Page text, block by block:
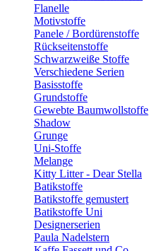
Flanelle
Motivstoffe
Panele / Bordürenstoffe
Rückseitenstoffe
Schwarzweiße Stoffe
Verschiedene Serien
Basisstoffe
Grundstoffe
Gewebte Baumwollstoffe
Shadow
Grunge
Uni-Stoffe
Melange
Kitty Litter - Dear Stella
Batikstoffe
Batikstoffe gemustert
Batikstoffe Uni
Designerserien
Paula Nadelstern